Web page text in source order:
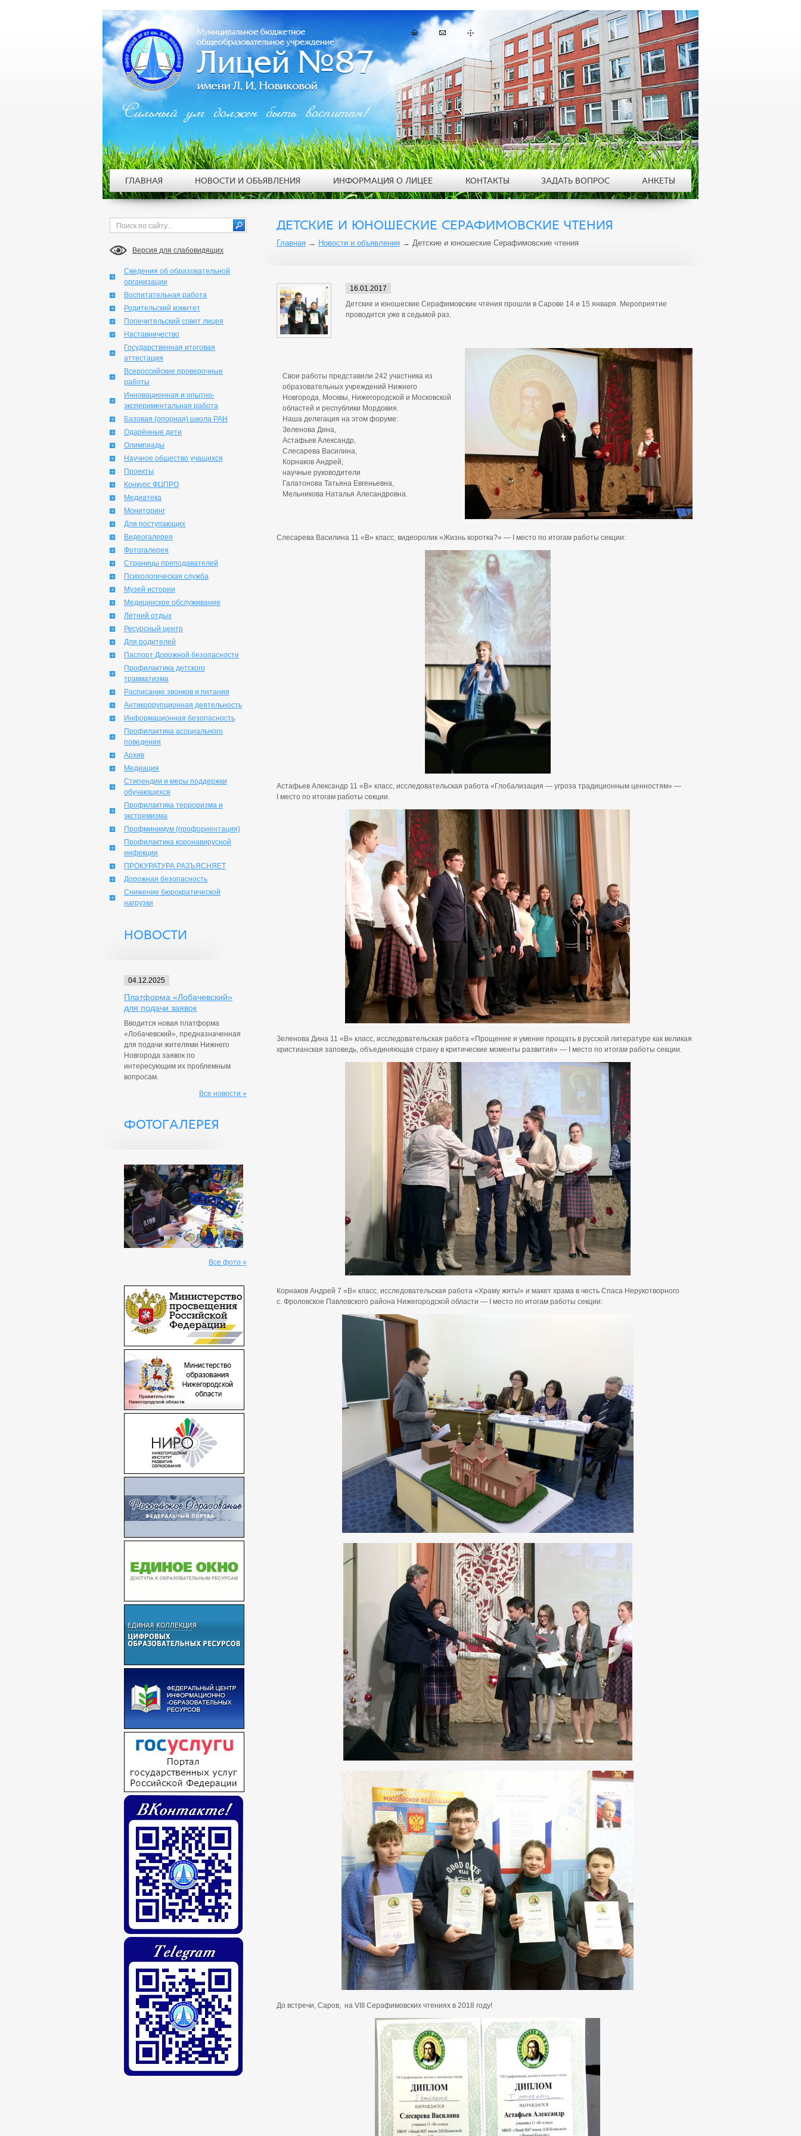
Версия для слабовидящих
Сведения об образовательной
организации
Воспитательная работа
Родительский комитет
Попечительский совет лицея
Наставничество
Государственная итоговая
аттестация
Всероссийские проверочные
работы
Инновационная и опытно-
экспериментальная работа
Базовая (опорная) школа РАН
Одарённые дети
Олимпиады
Научное общество учащихся
Проекты
Конкурс ФЦПРО
Медиатека
Мониторинг
Для поступающих
Видеогалерея
Фотогалерея
Страницы преподавателей
Психологическая служба
Музей истории
Медицинское обслуживание
Летний отдых
Ресурсный центр
Для родителей
Паспорт Дорожной безопасности
Профилактика детского
травматизма
Расписание звонков и питания
Антикоррупционная деятельность
Информационная безопасность
Профилактика асоциального
поведения
Архив
Медиация
Стипендии и меры поддержки
обучающихся
Профилактика терроризма и
экстремизма
Профминимум (профориентация)
Профилактика коронавирусной
инфекции
ПРОКУРАТУРА РАЗЪЯСНЯЕТ
Дорожная безопасность
Снижение бюрократической
нагрузки
НОВОСТИ
04.12.2025
Платформа «Лобачевский»
для подачи заявок
Вводится новая платформа
«Лобачевский», предназначенная
для подачи жителями Нижнего
Новгорода заявок по
интересующим их проблемным
вопросам.
Все новости »
ФОТОГАЛЕРЕЯ
Все фото »
ДЕТСКИЕ И ЮНОШЕСКИЕ СЕРАФИМОВСКИЕ ЧТЕНИЯ
Главная → Новости и объявления → Детские и юношеские Серафимовские чтения
16.01.2017
Детские и юношеские Серафимовские чтения прошли в Сарове 14 и 15 января. Мероприятие
проводится уже в седьмой раз.
Свои работы представили 242 участника из
образовательных учреждений Нижнего
Новгорода, Москвы, Нижегородской и Московской
областей и республики Мордовия.
Наша делегация на этом форуме:
Зеленова Дина,
Астафьев Александр,
Слесарева Василина,
Корнаков Андрей;
научные руководители
Галатонова Татьяна Евгеньевна,
Мельникова Наталья Алесандровна.
Слесарева Василина 11 «В» класс, видеоролик «Жизнь коротка?» — I место по итогам работы секции:
Астафьев Александр 11 «В» класс, исследовательская работа «Глобализация — угроза традиционным ценностям» —
I место по итогам работы секции.
Зеленова Дина 11 «В» класс, исследовательская работа «Прощение и умение прощать в русской литературе как великая
христианская заповедь, объединяющая страну в критические моменты развития» — I место по итогам работы секции.
Корнаков Андрей 7 «В» класс, исследовательская работа «Храму жить!» и макет храма в честь Спаса Нерукотворного
с. Фроловское Павловского района Нижегородской области — I место по итогам работы секции:
До встречи, Саров, на VIII Серафимовских чтениях в 2018 году!
Сильный ум должен быть воспитан!
ГЛАВНАЯ НОВОСТИ И ОБЪЯВЛЕНИЯ ИНФОРМАЦИЯ О ЛИЦЕЕ КОНТАКТЫ ЗАДАТЬ ВОПРОС АНКЕТЫ